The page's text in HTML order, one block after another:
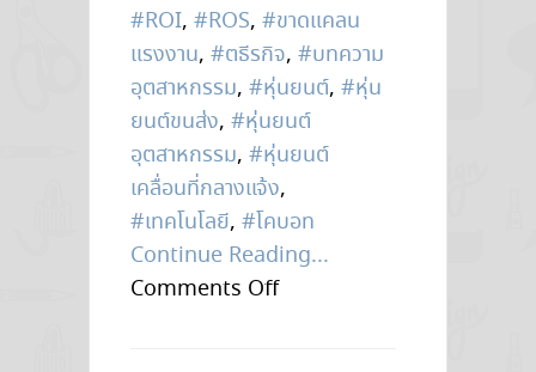
#ROI, #ROS, #ขาดแคลน
แรงงาน, #ตธีรกิจ, #บทความ
อุตสาหกรรม, #หุ่นยนต์, #หุ่น
ยนต์ขนส่ง, #หุ่นยนต์
อุตสาหกรรม, #หุ่นยนต์
เคลื่อนที่กลางแจ้ง,
#เทคโนโลยี, #โคบอท
Continue Reading...
Comments Offon